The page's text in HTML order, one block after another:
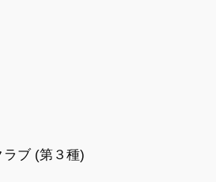
ラブ (第３種)